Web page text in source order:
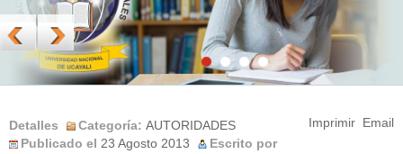
Imprimir Email
Detalles Categoría: AUTORIDADES
Publicado el 23 Agosto 2013
Escrito por